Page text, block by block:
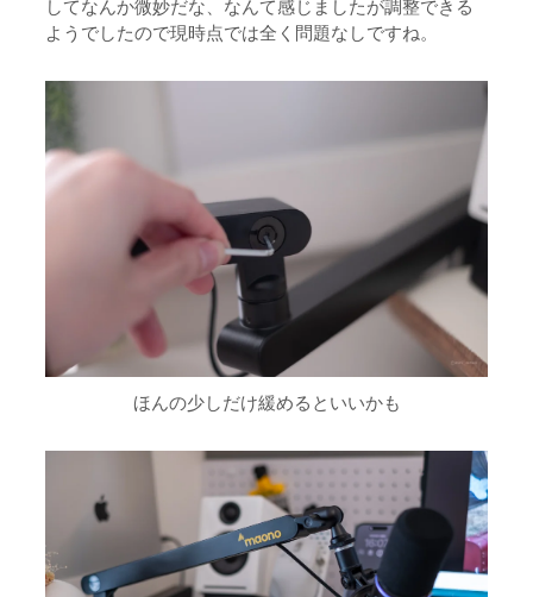
してなんか微妙だな、なんて感じましたが調整できる
ようでしたので現時点では全く問題なしですね。
ほんの少しだけ緩めるといいかも